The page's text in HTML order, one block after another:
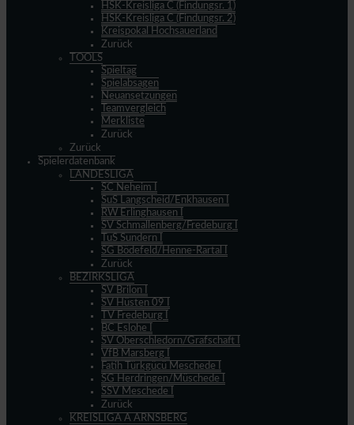
HSK-Kreisliga C (Findungsr. 1)
HSK-Kreisliga C (Findungsr. 2)
Kreispokal Hochsauerland
Zurück
TOOLS
Spieltag
Spielabsagen
Neuansetzungen
Teamvergleich
Merkliste
Zurück
Zurück
Spielerdatenbank
LANDESLIGA
SC Neheim I
SuS Langscheid/Enkhausen I
RW Erlinghausen I
SV Schmallenberg/Fredeburg I
TuS Sundern I
SG Bödefeld/Henne-Rartal I
Zurück
BEZIRKSLIGA
SV Brilon I
SV Hüsten 09 I
TV Fredeburg I
BC Eslohe I
SV Oberschledorn/Grafschaft I
VfB Marsberg I
Fatih Türkgücü Meschede I
SG Herdringen/Müschede I
SSV Meschede I
Zurück
KREISLIGA A ARNSBERG